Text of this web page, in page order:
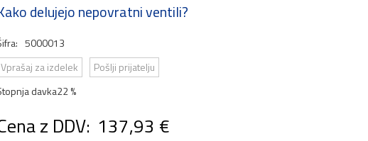
delujejo nepovratni ventili?
5000013
Vprašaj za izdelek
Pošlji prijatelju
davka22 %
z DDV: 137,93 €